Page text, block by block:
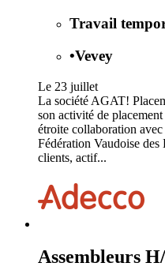
Travail
•Vevey
Le 23 juillet
La société AGAT!
son activité de
étroite collaboration
Fédération Vaudoise
clients, actif...
Assembleurs